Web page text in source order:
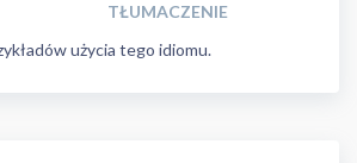
TŁUMACZENIE
użycia tego idiomu.